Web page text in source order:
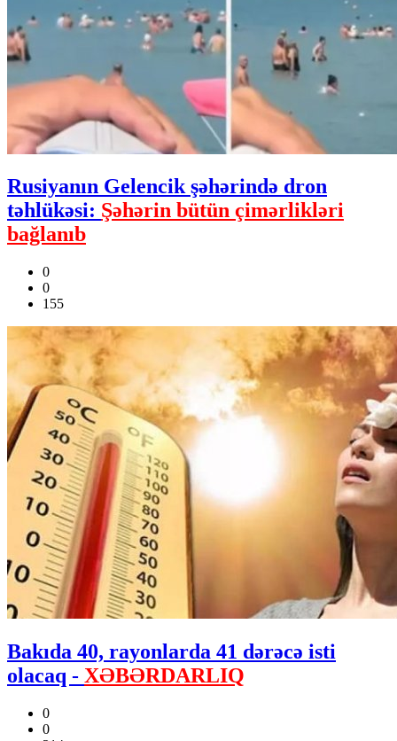
Rusiyanın Gelencik şəhərində dron
təhlükəsi: Şəhərin bütün çimərlikləri
bağlanıb
0
0
155
Bakıda 40, rayonlarda 41 dərəcə isti
olacaq - XƏBƏRDARLIQ
0
0